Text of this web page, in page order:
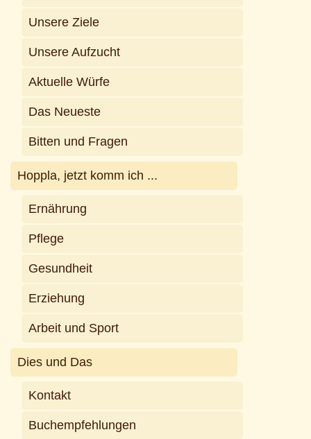
Unsere Ziele
Unsere Aufzucht
Aktuelle Würfe
Das Neueste
Bitten und Fragen
Hoppla, jetzt komm ich ...
Ernährung
Pflege
Gesundheit
Erziehung
Arbeit und Sport
Dies und Das
Kontakt
Buchempfehlungen